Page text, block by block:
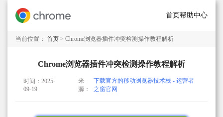
首页帮助中心
当前位置： 首页 > Chrome浏览器插件冲突检测操作教程解析
Chrome浏览器插件冲突检测操作教程解析
时间：2025-
09-19
来
源：
下载官方的移动浏览器技术栈 - 运营者
之窗官网